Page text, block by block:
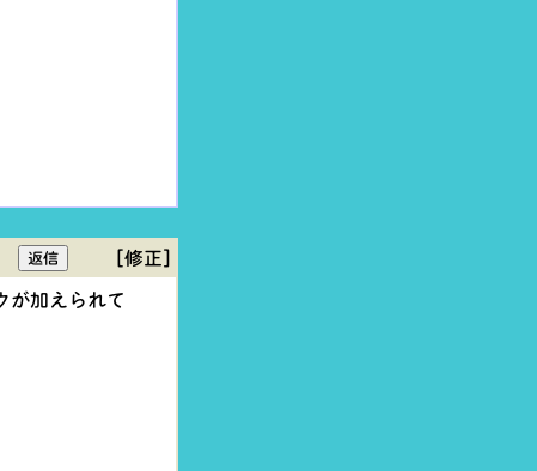
[修正]
が加えられて